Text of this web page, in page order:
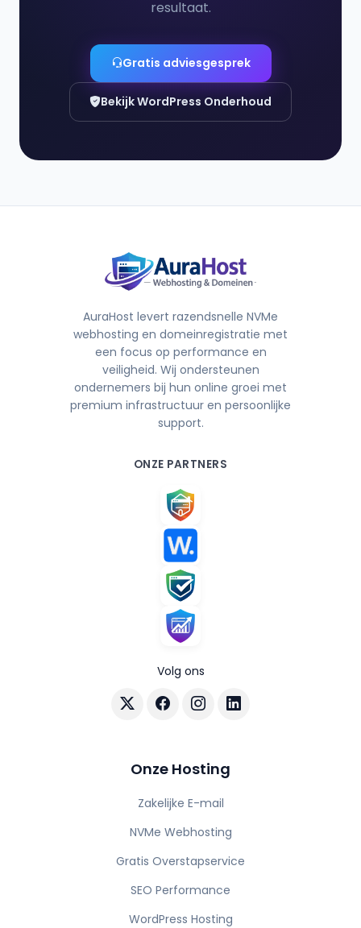
resultaat.
Gratis adviesgesprek
Bekijk WordPress Onderhoud
AuraHost levert razendsnelle NVMe
webhosting en domeinregistratie met
een focus op performance en
veiligheid. Wij ondersteunen
ondernemers bij hun online groei met
premium infrastructuur en persoonlijke
support.
ONZE PARTNERS
Volg ons
Volg AuraHost op X
Volg AuraHost op Facebook
Volg AuraHost op Instagram
Volg AuraHost op
Onze Hosting
Zakelijke E-mail
NVMe Webhosting
Gratis Overstapservice
SEO Performance
WordPress Hosting